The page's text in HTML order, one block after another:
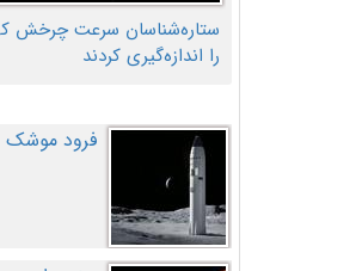
ستاره‌شناسان سرعت چرخش
را اندازه‌گیری کردند
فرود موشک